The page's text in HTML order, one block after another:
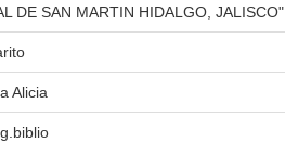
DE SAN MARTIN HIDALGO, JALISCO"
Alicia